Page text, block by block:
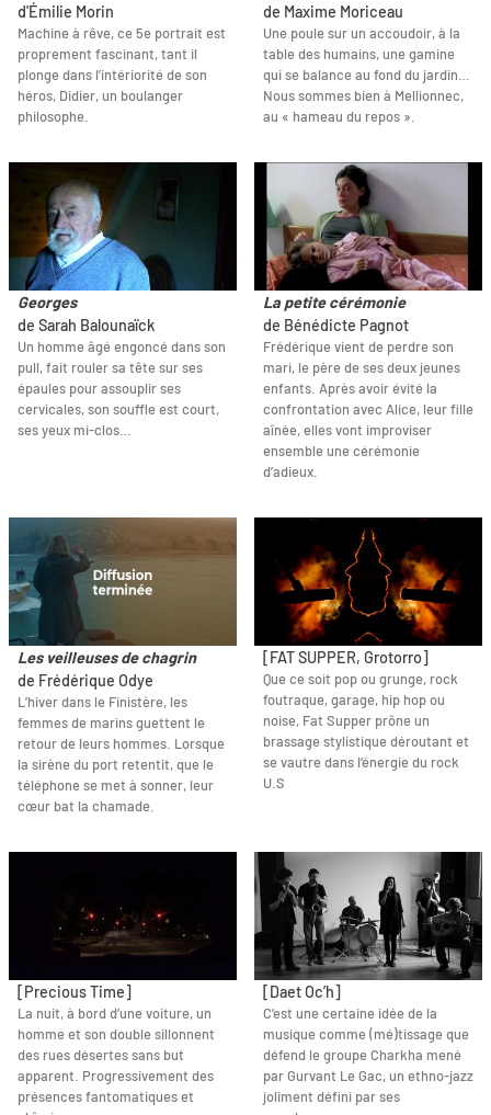
d'Émilie Morin
Machine à rêve, ce 5e portrait est
proprement fascinant, tant il
plonge dans l’intériorité de son
héros, Didier, un boulanger
philosophe.
de Maxime Moriceau
Une poule sur un accoudoir, à la
table des humains, une gamine
qui se balance au fond du jardin…
Nous sommes bien à Mellionnec,
au « hameau du repos ».
Georges
de Sarah Balounaïck
Un homme âgé engoncé dans son
pull, fait rouler sa tête sur ses
épaules pour assouplir ses
cervicales, son souffle est court,
ses yeux mi-clos…
La petite cérémonie
de Bénédicte Pagnot
Frédérique vient de perdre son
mari, le père de ses deux jeunes
enfants. Après avoir évité la
confrontation avec Alice, leur fille
aînée, elles vont improviser
ensemble une cérémonie
d’adieux.
Les veilleuses de chagrin
de Frédérique Odye
L’hiver dans le Finistère, les
femmes de marins guettent le
retour de leurs hommes. Lorsque
la sirène du port retentit, que le
téléphone se met à sonner, leur
cœur bat la chamade.
[FAT SUPPER, Grotorro]
Que ce soit pop ou grunge, rock
foutraque, garage, hip hop ou
noise, Fat Supper prône un
brassage stylistique déroutant et
se vautre dans l’énergie du rock
U.S
[Precious Time]
La nuit, à bord d’une voiture, un
homme et son double sillonnent
des rues désertes sans but
apparent. Progressivement des
présences fantomatiques et
[Daet Oc’h]
C’est une certaine idée de la
musique comme (mé)tissage que
défend le groupe Charkha mené
par Gurvant Le Gac, un ethno-jazz
joliment défini par ses